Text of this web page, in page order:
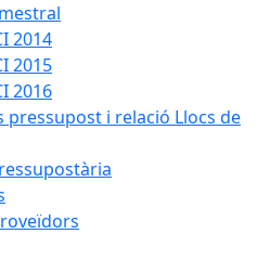
2014
2015
2016
pressupost i relació Llocs de